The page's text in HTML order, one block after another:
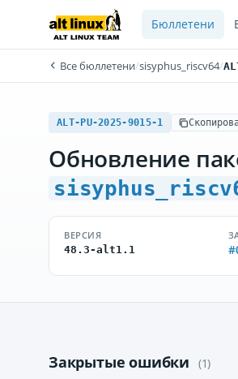
Бюллетени
Все бюллетени/sisyphus_riscv64/
ALT-PU-2025-9015-1
Обновление
ВЕРСИЯ
48.3-alt1.1
Закрытые ошибки (1)